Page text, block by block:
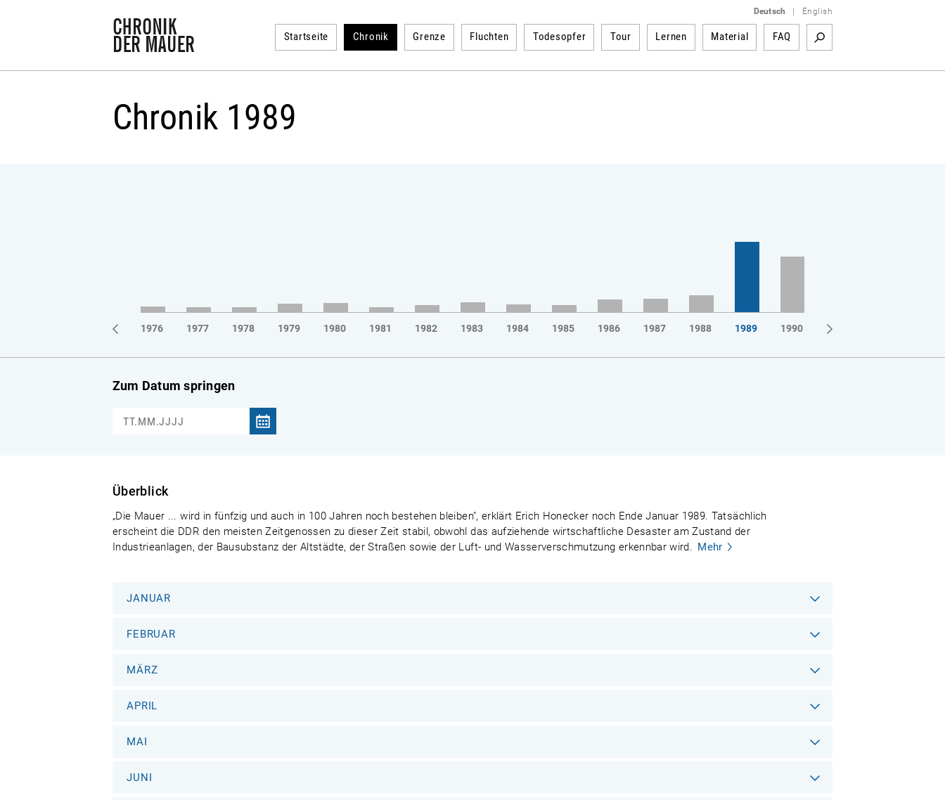
Deutsch English
Startseite Chronik Grenze Fluchten Todesopfer Tour Lernen Material FAQ
Chronik 1989
1975 1976 1977 1978 1979 1980 1981 1982 1983 1984 1985 1986 1987 1988 1989 1990
Zum Datum springen
Überblick
„Die Mauer ... wird in fünfzig und auch in 100 Jahren noch bestehen bleiben", erklärt Erich Honecker noch Ende Januar 1989. Tatsächlich
erscheint die DDR den meisten Zeitgenossen zu dieser Zeit stabil, obwohl das aufziehende wirtschaftliche Desaster am Zustand der
Industrieanlagen, der Bausubstanz der Altstädte, der Straßen sowie der Luft- und Wasserverschmutzung erkennbar wird. Mehr
JANUAR
FEBRUAR
MÄRZ
APRIL
MAI
JUNI